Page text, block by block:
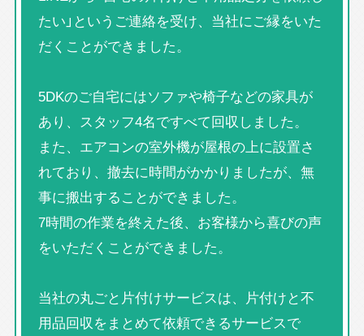
たい」というご連絡を受け、当社にご縁をいた
だくことができました。
5DKのご自宅にはソファや椅子などの家具が
あり、スタッフ4名ですべて回収しました。
また、エアコンの室外機が屋根の上に設置さ
れており、撤去に時間がかかりましたが、無
事に搬出することができました。
7時間の作業を終えた後、お客様から喜びの声
をいただくことができました。
当社の丸ごと片付けサービスは、片付けと不
用品回収をまとめて依頼できるサービスで